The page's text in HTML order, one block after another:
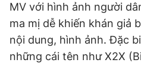
MV với hình ảnh người
ma mị dễ khiến khán giả
nội dung, hình ảnh. Đặc
những cái tên như X2X